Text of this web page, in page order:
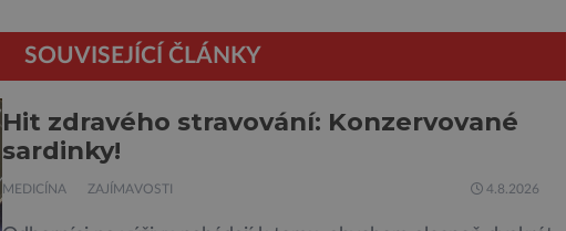
SOUVISEJÍCÍ ČLÁNKY
Hit zdravého stravování: Konzervované
sardinky!
MEDICÍNA ZAJÍMAVOSTI 4.8.2026